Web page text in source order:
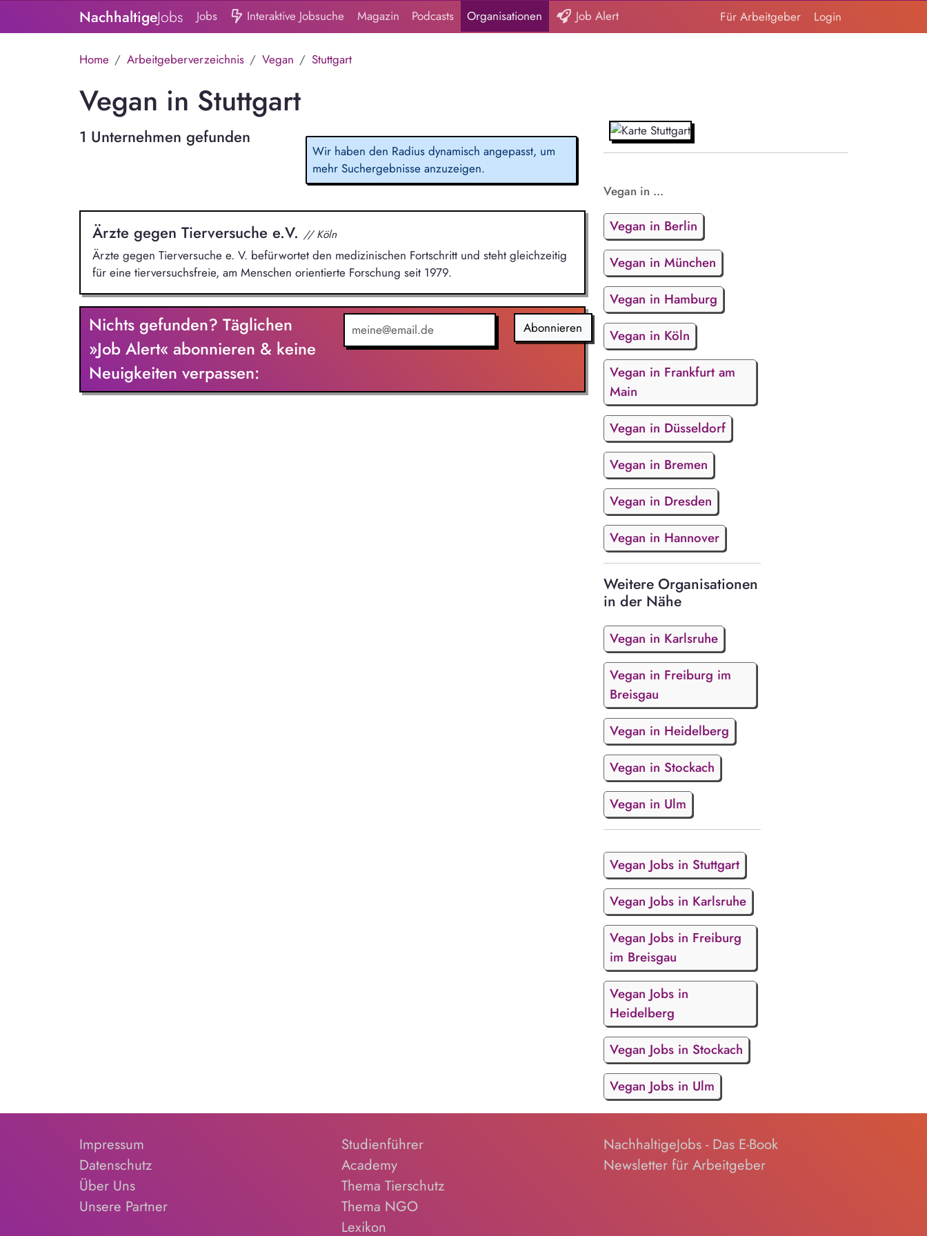
NachhaltigeJobs Jobs Interaktive Jobsuche Magazin Podcasts Organisationen Job Alert Für Arbeitgeber Login
Home Arbeitgeberverzeichnis Vegan Stuttgart
Vegan in Stuttgart
1 Unternehmen gefunden
Wir haben den Radius dynamisch angepasst, um
mehr Suchergebnisse anzuzeigen.
Ärzte gegen Tierversuche e.V. // Köln
Ärzte gegen Tierversuche e. V. befürwortet den medizinischen Fortschritt und steht gleichzeitig
für eine tierversuchsfreie, am Menschen orientierte Forschung seit 1979.
Nichts gefunden? Täglichen
»Job Alert« abonnieren & keine
Neuigkeiten verpassen:
Abonnieren
Vegan in ...
Vegan in Berlin
Vegan in München
Vegan in Hamburg
Vegan in Köln
Vegan in Frankfurt am
Main
Vegan in Düsseldorf
Vegan in Bremen
Vegan in Dresden
Vegan in Hannover
Weitere Organisationen
in der Nähe
Vegan in Karlsruhe
Vegan in Freiburg im
Breisgau
Vegan in Heidelberg
Vegan in Stockach
Vegan in Ulm
Vegan Jobs in Stuttgart
Vegan Jobs in Karlsruhe
Vegan Jobs in Freiburg
im Breisgau
Vegan Jobs in
Heidelberg
Vegan Jobs in Stockach
Vegan Jobs in Ulm
Impressum
Datenschutz
Über Uns
Unsere Partner
Studienführer
Academy
Thema Tierschutz
Thema NGO
Lexikon
NachhaltigeJobs - Das E-Book
Newsletter für Arbeitgeber